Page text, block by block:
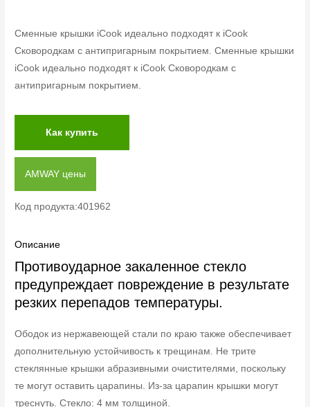
Сменные крышки iCook идеально подходят к iCook
Сковородкам с антипригарным покрытием. Сменные крышки
iCook идеально подходят к iCook Сковородкам с
антипригарным покрытием.
Как купить
AMWAY цены
Код продукта:401962
Описание
Противоударное закаленное стекло
предупреждает повреждение в результате
резких перепадов температуры.
Ободок из нержавеющей стали по краю также обеспечивает
дополнительную устойчивость к трещинам. Не трите
стеклянные крышки абразивными очистителями, поскольку
те могут оставить царапины. Из-за царапин крышки могут
треснуть. Стекло: 4 мм толщиной.